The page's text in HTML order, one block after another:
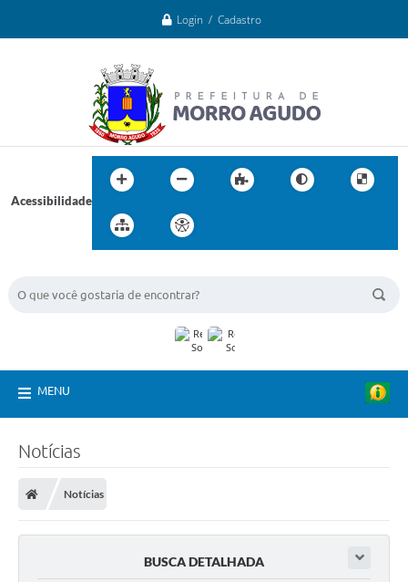
Login / Cadastro
Acessibilidade
MENU
Notícias
Notícias
BUSCA DETALHADA